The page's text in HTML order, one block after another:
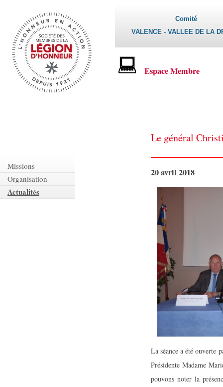
Comité
VALENCE - VALLEE DE LA
Espace Membre
Missions
Organisation
Actualités
Le général
20 avril 2018
La séance a été ouverte
Présidente Madame
pouvons noter la